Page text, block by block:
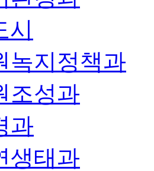
시
녹지정책과
조성과
과
생태과